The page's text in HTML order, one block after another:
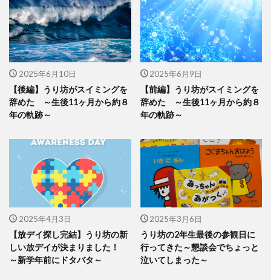
2025年6月10日
【後編】うり坊がスイミングを
辞めた ～生後11ヶ月から約８
年の軌跡～
2025年6月9日
【前編】うり坊がスイミングを
辞めた ～生後11ヶ月から約８
年の軌跡～
2025年4月3日
【放デイ探し完結】うり坊の新
しい放デイが決まりました！
～新学年前にドタバタ～
2025年3月6日
うり坊の2年生最後の参観日に
行ってきた～懇談会でちょっと
泣いてしまった～